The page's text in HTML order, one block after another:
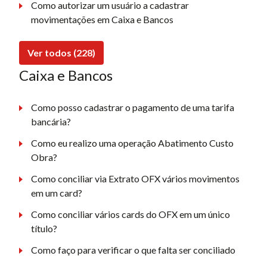
Como autorizar um usuário a cadastrar
movimentações em Caixa e Bancos
Ver todos (228)
Caixa e Bancos
Como posso cadastrar o pagamento de uma tarifa
bancária?
Como eu realizo uma operação Abatimento Custo
Obra?
Como conciliar via Extrato OFX vários movimentos
em um card?
Como conciliar vários cards do OFX em um único
título?
Como faço para verificar o que falta ser conciliado